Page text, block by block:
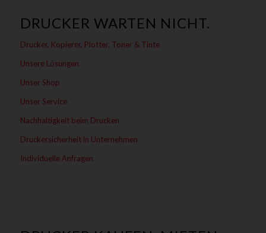
DRUCKER WARTEN NICHT.
Drucker, Kopierer, Plotter, Toner & Tinte
Unsere Lösungen
Unser Shop
Unser Service
Nachhaltigkeit beim Drucken
Druckersicherheit in Unternehmen
Individuelle Anfragen